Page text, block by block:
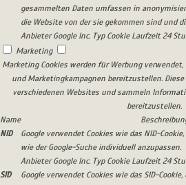
gesammelten Daten umfassen in
die Website von der sie gekommen sind und
Anbieter Google Inc. Typ Cookie Laufzeit 24
Marketing
Marketing Cookies werden für Werbung
und Marketingkampagnen bereitzustellen.
verschiedenen Websites und sammeln
bereitzustellen.
Name
NID
Google verwendet Cookies wie das NID-
wie der Google-Suche individuell anzupassen.
Anbieter Google Inc. Typ Cookie Laufzeit 24
SID
Google verwendet Cookies wie das SID-